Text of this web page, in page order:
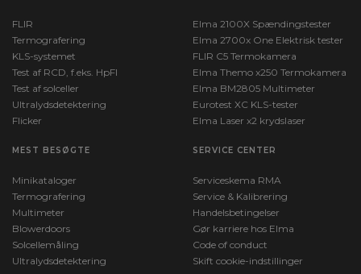
FLIR
Termografering
KLS-systemet
Test af RCD, f.eks. HpFI
Test af solceller
Ultralydsdetektering
Flicker
Elma 2100X Spændingstester
Elma 2700x One Elektrisk tester
FLIR C5 Termokamera
Elma Themo x250 Termokamera
Elma BM2805 Multimeter
Eurotest XC KLS-tester
Elma Laser x2 krydslaser
MEST BESØGTE
Minikataloger
Termografering
Multimeter
Blowerdoors
Solcellemåling
Ultralydsdetektering
SERVICE CENTER
Serviceskema RMA
Service & Kalibrering
Handelsbetingelser
Gør karriere hos Elma
Code of conduct
Skift cookie-indstillinger